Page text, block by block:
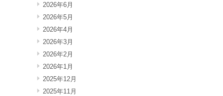
2026年6月
2026年5月
2026年4月
2026年3月
2026年2月
2026年1月
2025年12月
2025年11月